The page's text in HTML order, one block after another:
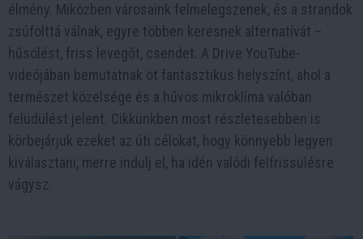
élmény. Miközben városaink felmelegszenek, és a strandok
zsúfolttá válnak, egyre többen keresnek alternatívát –
hűsölést, friss levegőt, csendet. A Drive YouTube-
videójában bemutatnak öt fantasztikus helyszínt, ahol a
természet közelsége és a hűvös mikroklíma valóban
felüdülést jelent. Cikkünkben most részletesebben is
körbejárjuk ezeket az úti célokat, hogy könnyebb legyen
kiválasztani, merre indulj el, ha idén valódi felfrissülésre
vágysz.